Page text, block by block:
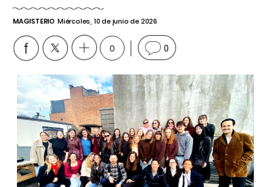
MAGISTERIO Miércoles, 10 de junio de 2026
0 0